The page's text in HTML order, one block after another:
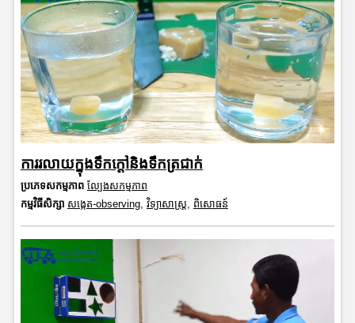
ការរលាយក្នុងទឹកក្តៅនិងទឹកត្រជាក់
ប្រភេទសកម្មភាព ល្បែងសកម្មភាព
កម្មវិធីសិក្សា សង្កេត-observing, វិទ្យាសាស្រ្ត ពិសោធន៍